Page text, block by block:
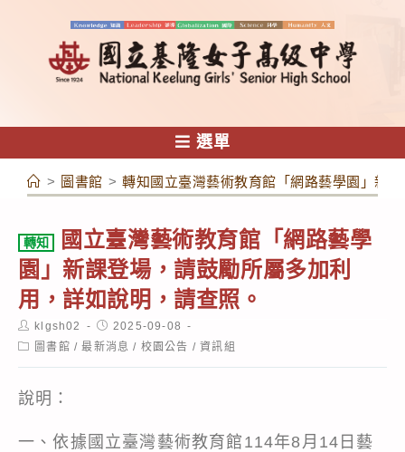
容
選單
> 圖書館 > 轉知國立臺灣藝術教育館「網路藝學園」新
轉知
國立臺灣藝術教育館「網路藝學
園」新課登場，請鼓勵所屬多加利
用，詳如說明，請查照。
Post
author:
klgsh02
Post
published:
2025-09-08
Post圖書館 / 最新消息 / 校園公告 / 資訊組
說明：
一、依據國立臺灣藝術教育館114年8月14日藝